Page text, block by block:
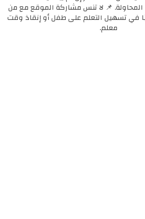
المحاولة. 📌 لا تنس مشاركة الموقع مع من
في تسهيل التعلم على طفل أو إنقاذ وقت
معلم.